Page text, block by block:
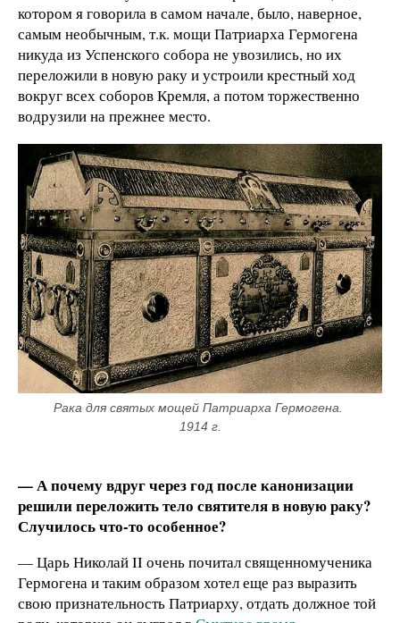
котором я говорила в самом начале, было, наверное,
самым необычным, т.к. мощи Патриарха Гермогена
никуда из Успенского собора не увозились, но их
переложили в новую раку и устроили крестный ход
вокруг всех соборов Кремля, а потом торжественно
водрузили на прежнее место.
Рака для святых мощей Патриарха Гермогена.
1914 г.
— А почему вдруг через год после канонизации
решили переложить тело святителя в новую раку?
Случилось что-то особенное?
— Царь Николай II очень почитал священномученика
Гермогена и таким образом хотел еще раз выразить
свою признательность Патриарху, отдать должное той